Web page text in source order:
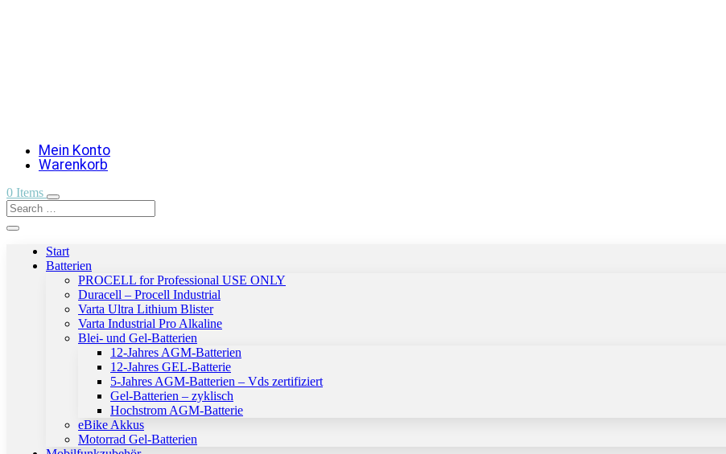
Mein Konto
Warenkorb
0 Items
Start
Batterien
PROCELL for Professional USE ONLY
Duracell – Procell Industrial
Varta Ultra Lithium Blister
Varta Industrial Pro Alkaline
Blei- und Gel-Batterien
12-Jahres AGM-Batterien
12-Jahres GEL-Batterie
5-Jahres AGM-Batterien – Vds zertifiziert
Gel-Batterien – zyklisch
Hochstrom AGM-Batterie
eBike Akkus
Motorrad Gel-Batterien